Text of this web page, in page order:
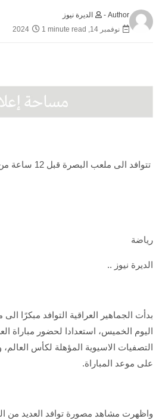
Author -
الديرة نيوز
نوفمبر 14, 2024
1 minute read
تتوافد الى ملعب البصرة قبل 12 ساعة من المباراة مع الأردن .
رياضة
الديرة نيوز ..
بدأت الجماهير العراقية التوافد مبكرًا
اليوم الخميس، استعدادا لحضور مباراة
على موعد المباراة.
واظهرت مشاهد مصورة توافد العديد من